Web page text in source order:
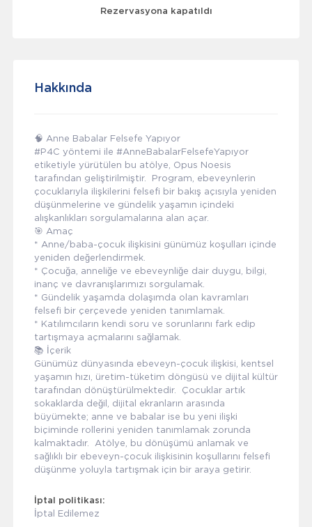
Rezervasyona kapatıldı
Hakkında
🧠 Anne Babalar Felsefe Yapıyor
#P4C yöntemi ile #AnneBabalarFelsefeYapıyor
etiketiyle yürütülen bu atölye, Opus Noesis
tarafından geliştirilmiştir. Program, ebeveynlerin
çocuklarıyla ilişkilerini felsefi bir bakış açısıyla yeniden
düşünmelerine ve gündelik yaşamın içindeki
alışkanlıkları sorgulamalarına alan açar.
🎯 Amaç
* Anne/baba-çocuk ilişkisini günümüz koşulları içinde
yeniden değerlendirmek.
* Çocuğa, anneliğe ve ebeveynliğe dair duygu, bilgi,
inanç ve davranışlarımızı sorgulamak.
* Gündelik yaşamda dolaşımda olan kavramları
felsefi bir çerçevede yeniden tanımlamak.
* Katılımcıların kendi soru ve sorunlarını fark edip
tartışmaya açmalarını sağlamak.
📚 İçerik
Günümüz dünyasında ebeveyn-çocuk ilişkisi, kentsel
yaşamın hızı, üretim-tüketim döngüsü ve dijital kültür
tarafından dönüştürülmektedir. Çocuklar artık
sokaklarda değil, dijital ekranların arasında
büyümekte; anne ve babalar ise bu yeni ilişki
biçiminde rollerini yeniden tanımlamak zorunda
kalmaktadır. Atölye, bu dönüşümü anlamak ve
sağlıklı bir ebeveyn-çocuk ilişkisinin koşullarını felsefi
düşünme yoluyla tartışmak için bir araya getirir.
İptal politikası:
İptal Edilemez